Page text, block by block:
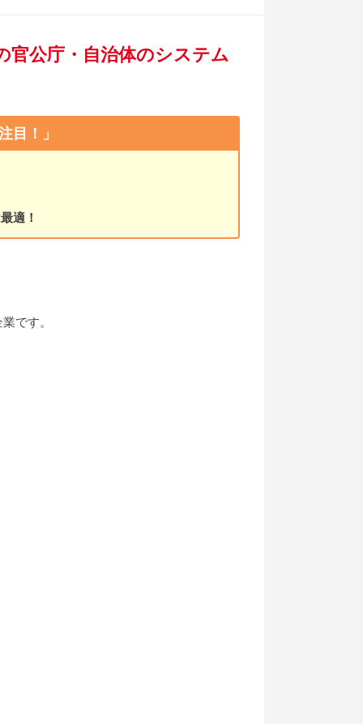
官公庁・自治体のシステム
目！」
適！
です。